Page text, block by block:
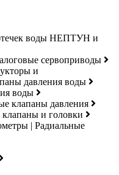
воды НЕПТУН и
сервоприводы
и
давления воды
воды
клапаны давления
клапаны и головки
| Радиальные